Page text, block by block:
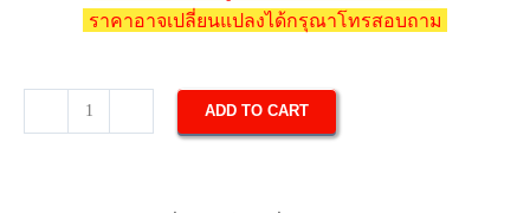
ราคาอาจเปลี่ยนแปลงได้กรุณาโทรสอบถาม
ADD TO CART